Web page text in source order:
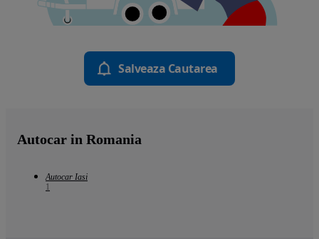
Salveaza Cautarea
Autocar in Romania
Autocar Iasi
1